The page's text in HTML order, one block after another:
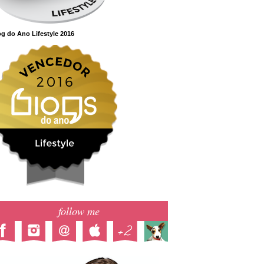
do Ano Lifestyle 2016
follow me